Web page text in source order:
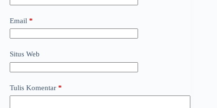
Email *
Situs Web
Tulis Komentar *